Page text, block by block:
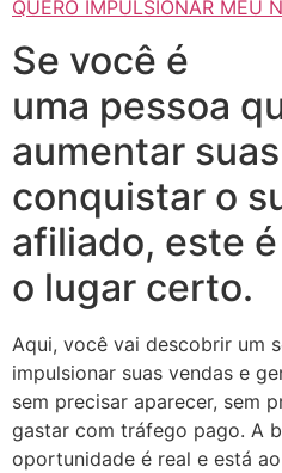
QUERO IMPULSIONAR MEU
Se você é
uma pessoa
aumentar
conquistar o
afiliado, este é
o lugar certo.
Aqui, você vai descobrir um
impulsionar suas vendas e
sem precisar aparecer, sem
gastar com tráfego pago. A
oportunidade é real e está